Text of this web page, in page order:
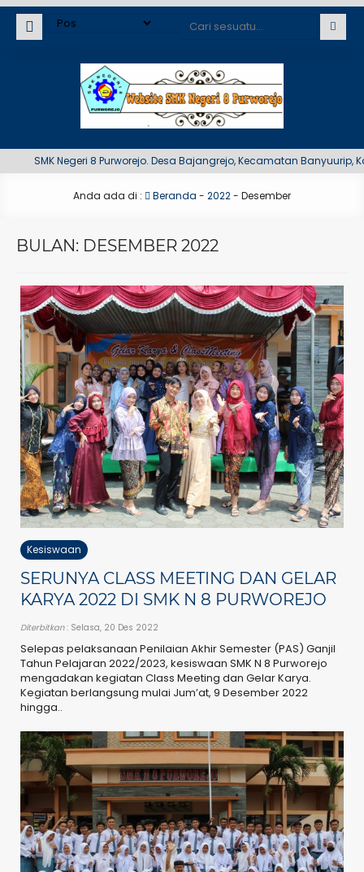
SMK Negeri 8 Purworejo. Desa Bajangrejo, Kecamatan Banyuurip,
Anda ada di : Beranda - 2022- Desember
BULAN: DESEMBER 2022
Kesiswaan
SERUNYA CLASS MEETING DAN GELAR
KARYA 2022 DI SMK N 8 PURWOREJO
Diterbitkan: Selasa, 20 Des 2022
Selepas pelaksanaan Penilaian Akhir Semester (PAS) Ganjil
Tahun Pelajaran 2022/2023, kesiswaan SMK N 8 Purworejo
mengadakan kegiatan Class Meeting dan Gelar Karya.
Kegiatan berlangsung mulai Jum’at, 9 Desember 2022
hingga..